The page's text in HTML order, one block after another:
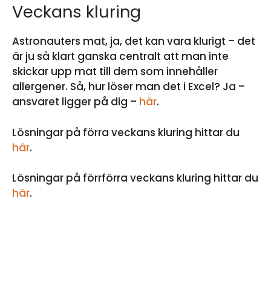
Veckans kluring
Astronauters mat, ja, det kan vara klurigt – det
är ju så klart ganska centralt att man inte
skickar upp mat till dem som innehåller
allergener. Så, hur löser man det i Excel? Ja –
ansvaret ligger på dig – här.
Lösningar på förra veckans kluring hittar du
här.
Lösningar på förrförra veckans kluring hittar du
här.